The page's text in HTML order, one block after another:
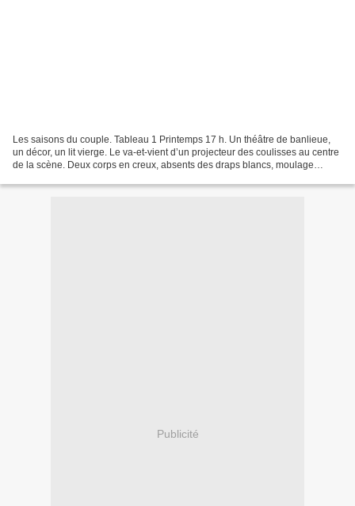
Les saisons du couple. Tableau 1 Printemps 17 h. Un théâtre de banlieue,
un décor, un lit vierge. Le va-et-vient d’un projecteur des coulisses au centre
de la scène. Deux corps en creux, absents des draps blancs, moulage
Publicité